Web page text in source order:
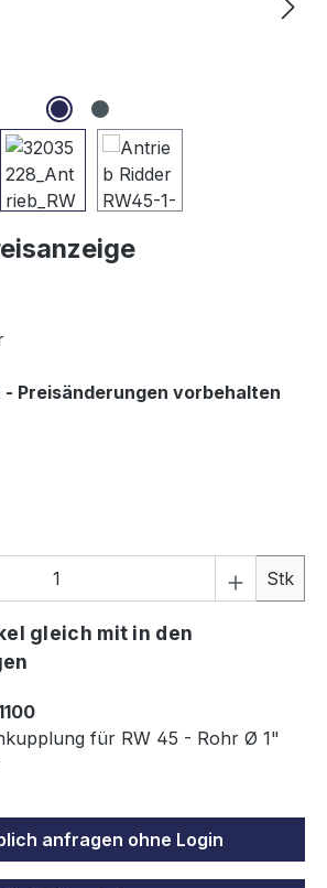
Preisänderungen vorbehalten
Stk
gleich mit in den
für RW 45 - Rohr Ø 1"
anfragen ohne Login